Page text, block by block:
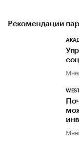
Рекомендации